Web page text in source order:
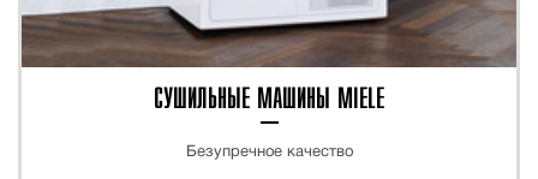
СУШИЛЬНЫЕ МАШИНЫ MIELE
Безупречное качество